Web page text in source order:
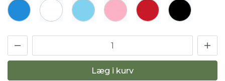
Læg i kurv